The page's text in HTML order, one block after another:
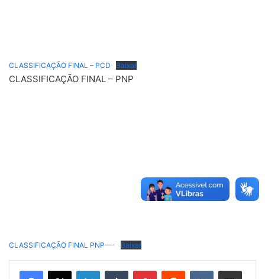
CLASSIFICAÇÃO FINAL – PCD Baixar
CLASSIFICAÇÃO FINAL – PNP
CLASSIFICAÇÃO FINAL PNP—- Baixar
LinkedinTumblr PinterestReddit VK Compartilhar via e-mail